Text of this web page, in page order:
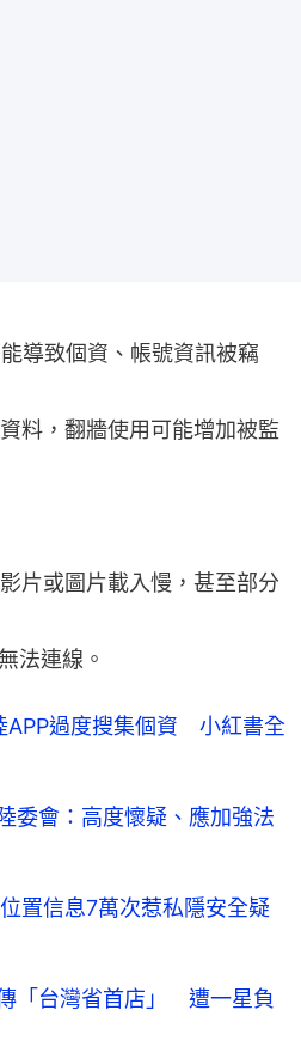
導致個資、帳號資訊被竊
料，翻牆使用可能增加被監
片或圖片載入慢，甚至部分
法連線。
APP過度搜集個資 小紅書全
委會：高度懷疑、應加強法
置信息7萬次惹私隱安全疑
「台灣省首店」 遭一星負